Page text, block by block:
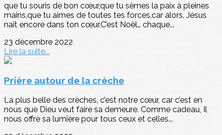
que tu souris de bon cœur,que tu sèmes la paix à pleines
mains,que tu aimes de toutes tes forces,car alors, Jésus
naît encore dans ton cœur.C’est Noël… chaque...
23 décembre 2022
Lire la suite...
Prière autour de la crèche
La plus belle des crèches, c’est notre cœur, car c’est en
nous que Dieu veut faire sa demeure. Comme cadeau, Il
nous offre sa lumière pour tous ceux et celles...